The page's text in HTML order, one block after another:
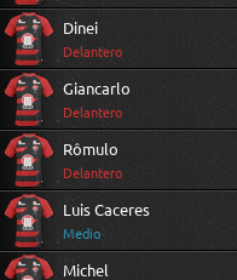
Dinei
Delantero
Giancarlo
Delantero
Rômulo
Delantero
Luis Caceres
Medio
Michel